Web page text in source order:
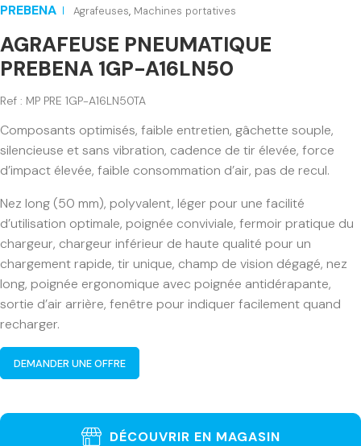
PREBENA Agrafeuses, Machines portatives
AGRAFEUSE PNEUMATIQUE
PREBENA 1GP-A16LN50
Ref : MP PRE 1GP-A16LN50TA
Composants optimisés, faible entretien, gâchette souple,
silencieuse et sans vibration, cadence de tir élevée, force
d’impact élevée, faible consommation d’air, pas de recul.
Nez long (50 mm), polyvalent, léger pour une facilité
d’utilisation optimale, poignée conviviale, fermoir pratique du
chargeur, chargeur inférieur de haute qualité pour un
chargement rapide, tir unique, champ de vision dégagé, nez
long, poignée ergonomique avec poignée antidérapante,
sortie d’air arrière, fenêtre pour indiquer facilement quand
recharger.
DEMANDER UNE OFFRE
DÉCOUVRIR EN MAGASIN